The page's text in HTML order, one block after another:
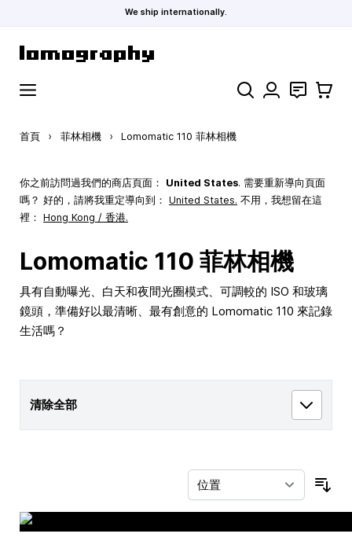
We ship internationally.
搜索 聯絡 購物車
首頁 › 菲林相機 › Lomomatic 110 菲林相機
你之前訪問過我們的商店頁面： United States. 需要重新導向頁面
嗎？ 好的，請將我重定導向到： United States. 不用，我想留在這
裡： Hong Kong / 香港.
Lomomatic 110 菲林相機
具有自動曝光、白天和夜間光圈模式、可調較的 ISO 和玻璃
鏡頭，準備好以最清晰、最有創意的 Lomomatic 110 來記錄
生活嗎？
清除全部